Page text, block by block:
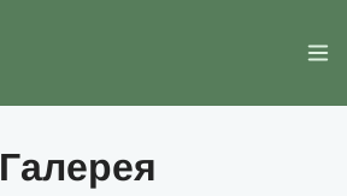
Галерея